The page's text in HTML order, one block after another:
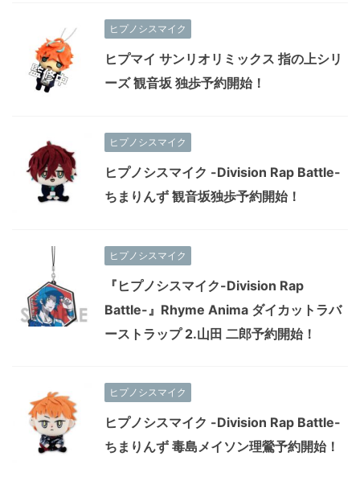
ヒプノシスマイク
ヒプマイ サンリオリミックス 指の上シリ
ーズ 観音坂 独歩予約開始！
ヒプノシスマイク
ヒプノシスマイク -Division Rap Battle-
ちまりんず 観音坂独歩予約開始！
ヒプノシスマイク
『ヒプノシスマイク-Division Rap
Battle-』Rhyme Anima ダイカットラバ
ーストラップ 2.山田 二郎予約開始！
ヒプノシスマイク
ヒプノシスマイク -Division Rap Battle-
ちまりんず 毒島メイソン理鶯予約開始！